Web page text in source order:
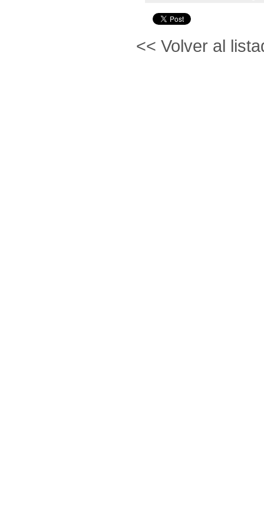
<< Volver al